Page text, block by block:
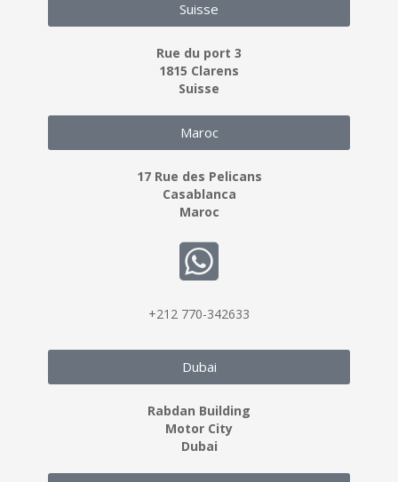
Suisse
Rue du port 3
1815 Clarens
Suisse
Maroc
17 Rue des Pelicans
Casablanca
Maroc
+212 770-342633
Dubai
Rabdan Building
Motor City
Dubai